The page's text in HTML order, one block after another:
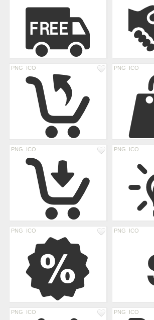
PNG ICO PNG ICO
PNG ICO PNG ICO
PNG ICO PNG ICO
PNG ICO PNG ICO